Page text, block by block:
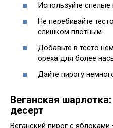
Используйте
Не перебивайте
слишком плотным.
Добавьте в тесто
ореха для более
Дайте пирогу
Веганская
десерт
Веганский пирог с